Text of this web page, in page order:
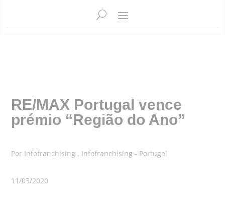
RE/MAX Portugal vence
prémio “Região do Ano”
Por Infofranchising , Infofranchising - Portugal
11/03/2020